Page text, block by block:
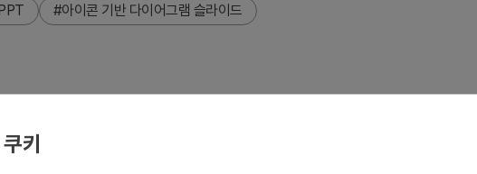
#아이콘 기반 다이어그램 슬라이드
워포인트 슬라이드입니다. 다크 그레이 배경에 화이트 원형 아이콘 4개(문
각 아이콘이 독립적 기능 영역을 나타냅니다. 비즈니스맨 실루엣 배경으로
키